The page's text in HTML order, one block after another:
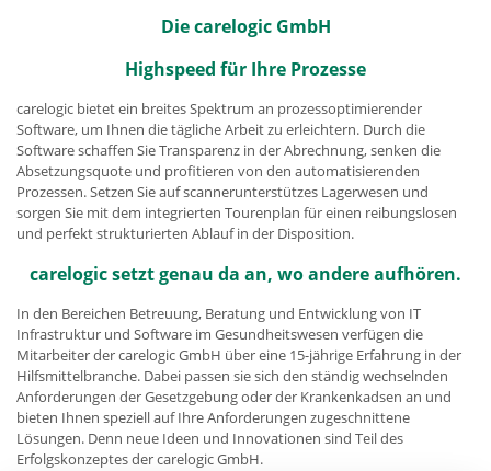
Die carelogic GmbH
Highspeed für Ihre Prozesse
carelogic bietet ein breites Spektrum an prozessoptimierender
Software, um Ihnen die tägliche Arbeit zu erleichtern. Durch die
Software schaffen Sie Transparenz in der Abrechnung, senken die
Absetzungsquote und profitieren von den automatisierenden
Prozessen. Setzen Sie auf scannerunterstützes Lagerwesen und
sorgen Sie mit dem integrierten Tourenplan für einen reibungslosen
und perfekt strukturierten Ablauf in der Disposition.
carelogic setzt genau da an, wo andere aufhören.
In den Bereichen Betreuung, Beratung und Entwicklung von IT
Infrastruktur und Software im Gesundheitswesen verfügen die
Mitarbeiter der carelogic GmbH über eine 15-jährige Erfahrung in der
Hilfsmittelbranche. Dabei passen sie sich den ständig wechselnden
Anforderungen der Gesetzgebung oder der Krankenkadsen an und
bieten Ihnen speziell auf Ihre Anforderungen zugeschnittene
Lösungen. Denn neue Ideen und Innovationen sind Teil des
Erfolgskonzeptes der carelogic GmbH.